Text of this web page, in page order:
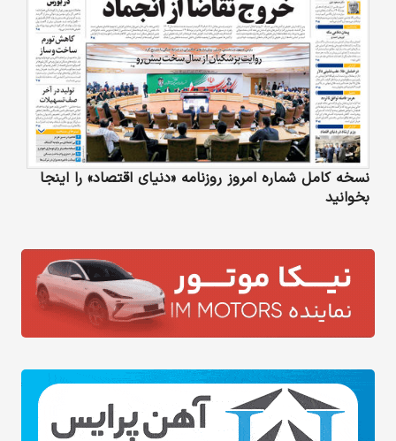
نسخه کامل شماره امروز روزنامه «دنیای‌ اقتصاد» را اینجا
بخوانید